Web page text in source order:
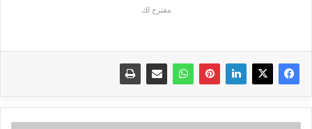
مقترح لك